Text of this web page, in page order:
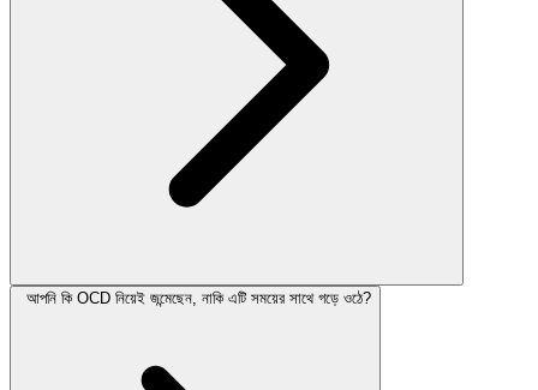
আপনি কি OCD নিয়েই জন্মেছেন, নাকি এটি সময়ের সাথে গড়ে ওঠে?